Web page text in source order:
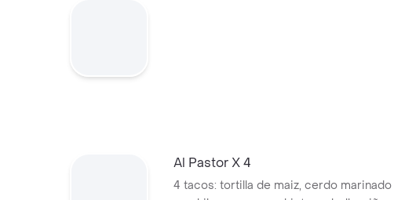
Al Pastor X 4
4 tacos: tortilla de maiz, cerdo marinado